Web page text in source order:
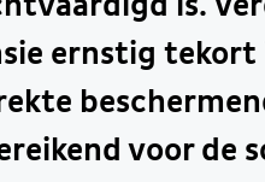
is.
ernstig tekort
voor de